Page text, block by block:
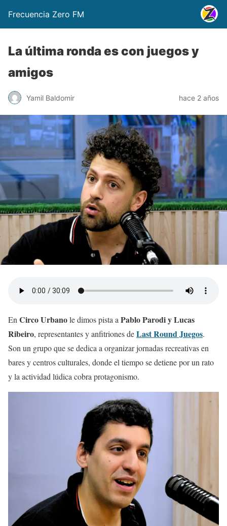
Frecuencia Zero FM
La última ronda es con juegos y
amigos
Yamil Baldomir hace 2 años
En Circo Urbanole dimos pista a Pablo Parodi y Lucas
Ribeiro, representantes y anfitriones deLast Round Juegos.
Son un grupo que se dedica a organizar jornadas recreativas en
bares y centros culturales, donde el tiempo se detiene por un rato
y la actividad lúdica cobra protagonismo.